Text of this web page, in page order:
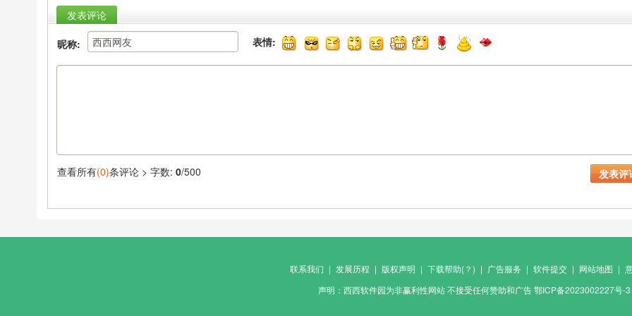
发表评论
昵称: 表情:
查看所有(0)条评论 > 字数: 0/500
联系我们 | 发展历程 | 版权声明 | 下载帮助(？) | 广告服务 | 软件提交 | 网站地图 |
声明：西西软件园为非赢利性网站 不接受任何赞助和广告鄂ICP备2023002227号-3